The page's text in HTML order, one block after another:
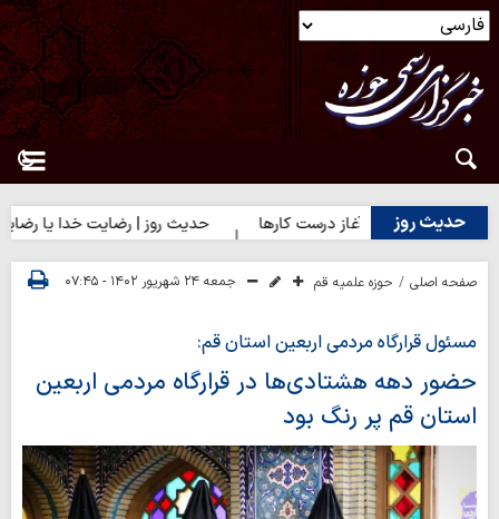
حدیث روز
حدیث روز | آغاز درست کارها حدیث روز | رضایت خدا یا رضایت
صفحه اصلی حوزه علمیه قم جمعه ۲۴ شهریور ۱۴۰۲ - ۰۷:۴۵
مسئول قرارگاه مردمی اربعین استان قم:
حضور دهه هشتادی‌ها در قرارگاه مردمی اربعین
استان قم پر رنگ بود